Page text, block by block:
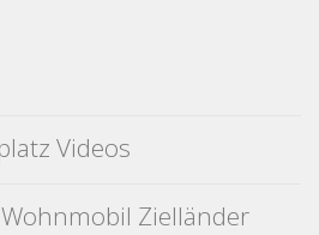
Videos
Zielländer